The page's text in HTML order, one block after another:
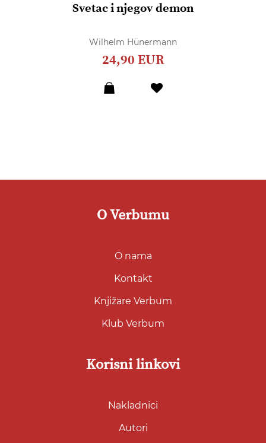
Svetac i njegov demon
Wilhelm Hünermann
24,90 EUR
O Verbumu
O nama
Kontakt
Knjižare Verbum
Klub Verbum
Korisni linkovi
Nakladnici
Autori